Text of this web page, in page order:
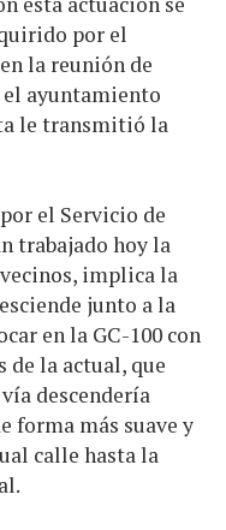
por el
la reunión de
ayuntamiento
le transmitió la
el Servicio de
trabajado hoy la
implica la
junto a la
en la GC-100 con
de la actual, que
descendería
forma más suave y
calle hasta la